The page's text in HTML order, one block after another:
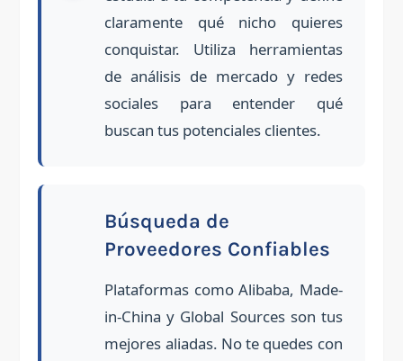
claramente qué nicho quieres
conquistar. Utiliza herramientas
de análisis de mercado y redes
sociales para entender qué
buscan tus potenciales clientes.
Búsqueda de
Proveedores Confiables
Plataformas como Alibaba, Made-
in-China y Global Sources son tus
mejores aliadas. No te quedes con